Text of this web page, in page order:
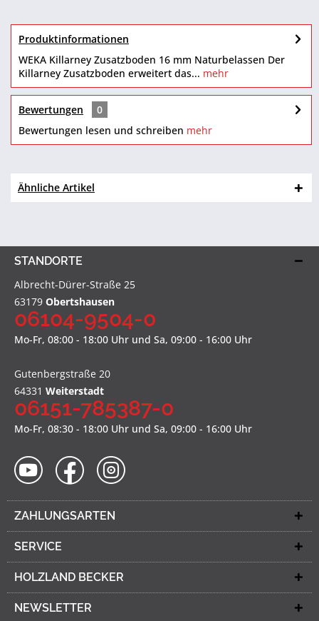
Produktinformationen
WEKA Killarney Zusatzboden 16 mm Naturbelassen Der
Killarney Zusatzboden erweitert das... mehr
Bewertungen
0
Bewertungen lesen und schreiben mehr
Ähnliche Artikel
STANDORTE
Albrecht-Dürer-Straße 25
63179 Obertshausen
06104-9504-0
Mo-Fr, 08:00 - 18:00 Uhr und Sa, 09:00 - 16:00 Uhr
Gutenbergstraße 20
64331 Weiterstadt
06151-785387-0
Mo-Fr, 08:30 - 18:00 Uhr und Sa, 09:00 - 16:00 Uhr
ZAHLUNGSARTEN
SERVICE
HOLZLAND BECKER
NEWSLETTER